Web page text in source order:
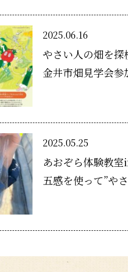
2025.06.16
やさい人の畑を
金井市畑見学会参
2025.05.25
あおぞら体験教
五感を使って”や